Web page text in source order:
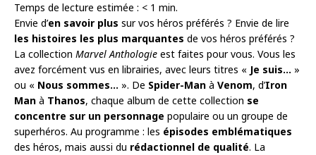
Temps de lecture estimée : < 1 min.
Envie d’en savoir plus sur vos héros préférés ? Envie de lire
les histoires les plus marquantes de vos héros préférés ?
La collection Marvel Anthologie est faites pour vous. Vous les
avez forcément vus en librairies, avec leurs titres « Je suis… »
ou « Nous sommes… ». De Spider-Man à Venom, d’Iron
Man à Thanos, chaque album de cette collection se
concentre sur un personnage populaire ou un groupe de
superhéros. Au programme : les épisodes emblématiques
des héros, mais aussi du rédactionnel de qualité. La